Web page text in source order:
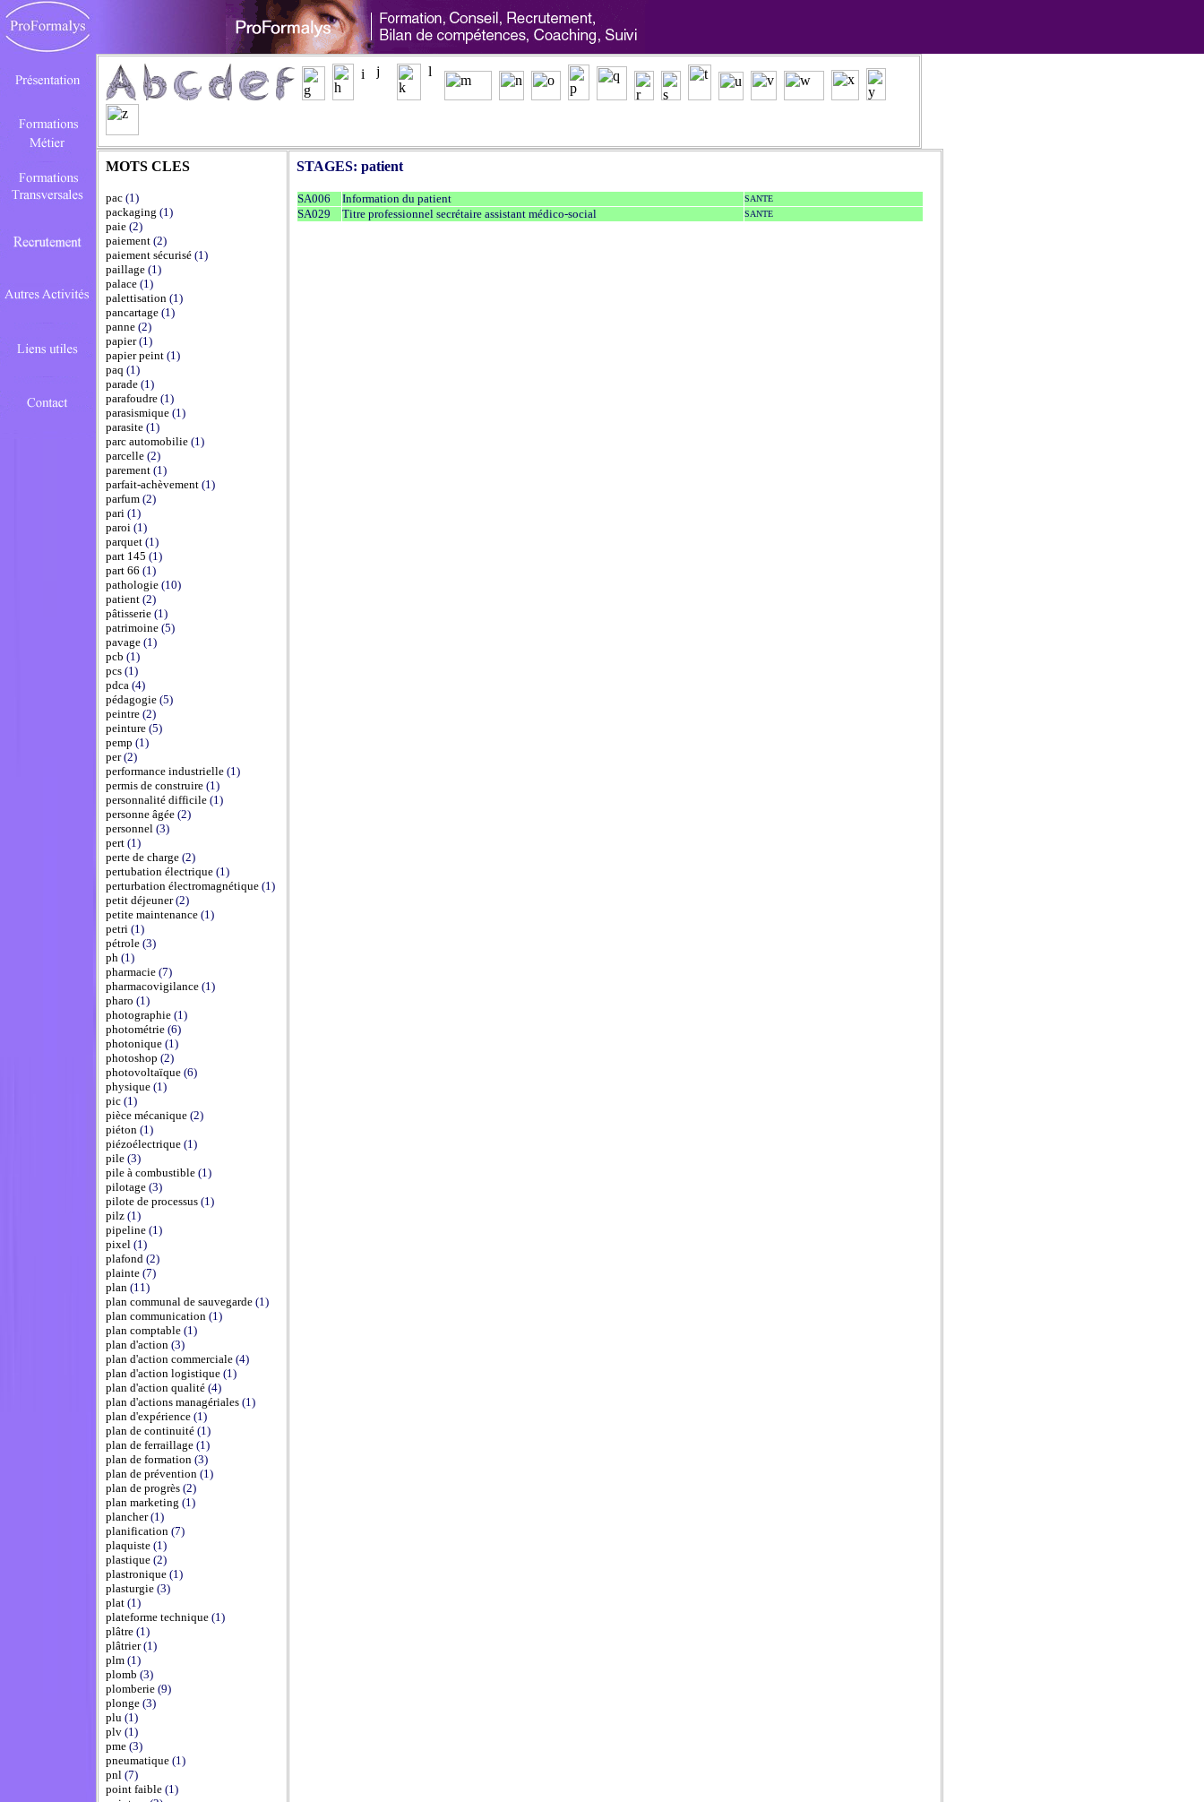
MOTS CLES
pac (1)
packaging (1)
paie (2)
paiement (2)
paiement sécurisé (1)
paillage (1)
palace (1)
palettisation (1)
pancartage (1)
panne (2)
papier(1)
papier peint (1)
paq (1)
parade (1)
parafoudre (1)
parasismique (1)
parasite (1)
parc automobilie (1)
parcelle (2)
parement (1)
parfait-achèvement (1)
parfum (2)
pari (1)
paroi (1)
parquet (1)
part 145 (1)
part 66 (1)
pathologie (10)
patient (2)
pâtisserie (1)
patrimoine (5)
pavage (1)
pcb (1)
pcs (1)
pdca (4)
pédagogie (5)
peintre (2)
peinture (5)
pemp (1)
per(2)
performance industrielle (1)
permis de construire (1)
personnalité difficile (1)
personne âgée (2)
personnel (3)
pert (1)
perte de charge (2)
pertubation électrique (1)
perturbation électromagnétique (1)
petit déjeuner(2)
petite maintenance (1)
petri (1)
pétrole (3)
ph (1)
pharmacie (7)
pharmacovigilance (1)
pharo (1)
photographie (1)
photométrie (6)
photonique (1)
photoshop (2)
photovoltaïque (6)
physique (1)
pic (1)
pièce mécanique (2)
piéton (1)
piézoélectrique (1)
pile (3)
pile à combustible (1)
pilotage (3)
pilote de processus (1)
pilz (1)
pipeline (1)
pixel (1)
plafond (2)
plainte (7)
plan (11)
plan communal de sauvegarde (1)
plan communication (1)
plan comptable (1)
plan d'action (3)
plan d'action commerciale (4)
plan d'action logistique (1)
plan d'action qualité (4)
plan d'actions managériales (1)
plan d'expérience (1)
plan de continuité (1)
plan de ferraillage (1)
plan de formation (3)
plan de prévention (1)
plan de progrès (2)
plan marketing (1)
plancher(1)
planification (7)
plaquiste (1)
plastique (2)
plastronique (1)
plasturgie (3)
plat (1)
plateforme technique (1)
plâtre (1)
plâtrier(1)
plm (1)
plomb (3)
plomberie (9)
plonge (3)
plu (1)
plv (1)
pme (3)
pneumatique (1)
pnl (7)
point faible (1)
STAGES: patient
SA006 Information du patient SANTE
SA029 Titre professionnel secrétaire assistant médico-social SANTE